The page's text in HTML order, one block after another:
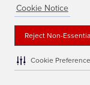
Cookie Notice
Reject Non-
Cookie